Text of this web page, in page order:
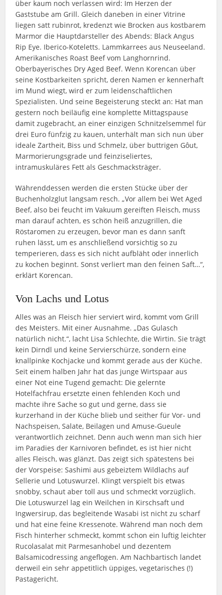
über kaum noch verlassen wird: Im Herzen der
Gaststube am Grill. Gleich daneben in einer Vitrine
liegen satt rubinrot, kredenzt wie Brocken aus kostbarem
Marmor die Hauptdarsteller des Abends: Black Angus
Rip Eye. Iberico-Koteletts. Lammkarrees aus Neuseeland.
Amerikanisches Roast Beef vom Langhornrind.
Oberbayerisches Dry Aged Beef. Wenn Korencan über
seine Kostbarkeiten spricht, deren Namen er kennerhaft
im Mund wiegt, wird er zum leidenschaftlichen
Spezialisten. Und seine Begeisterung steckt an: Hat man
gestern noch beiläufig eine komplette Mittagspause
damit zugebracht, an einer einzigen Schnitzelsemmel für
drei Euro fünfzig zu kauen, unterhält man sich nun über
ideale Zartheit, Biss und Schmelz, über buttrigen Gôut,
Marmorierungsgrade und feinziseliertes,
intramuskuläres Fett als Geschmacksträger.
Währenddessen werden die ersten Stücke über der
Buchenholzglut langsam resch. „Vor allem bei Wet Aged
Beef, also bei feucht im Vakuum gereiften Fleisch, muss
man darauf achten, es schön heiß anzugrillen, die
Röstaromen zu erzeugen, bevor man es dann sanft
ruhen lässt, um es anschließend vorsichtig so zu
temperieren, dass es sich nicht aufbläht oder innerlich
zu kochen beginnt. Sonst verliert man den feinen Saft…“,
erklärt Korencan.
Von Lachs und Lotus
Alles was an Fleisch hier serviert wird, kommt vom Grill
des Meisters. Mit einer Ausnahme. „Das Gulasch
natürlich nicht.“, lacht Lisa Schlechte, die Wirtin. Sie trägt
kein Dirndl und keine Servierschürze, sondern eine
knallpinke Kochjacke und kommt gerade aus der Küche.
Seit einem halben Jahr hat das junge Wirtspaar aus
einer Not eine Tugend gemacht: Die gelernte
Hotelfachfrau ersetzte einen fehlenden Koch und
machte ihre Sache so gut und gerne, dass sie
kurzerhand in der Küche blieb und seither für Vor- und
Nachspeisen, Salate, Beilagen und Amuse-Gueule
verantwortlich zeichnet. Denn auch wenn man sich hier
im Paradies der Karnivoren befindet, es ist hier nicht
alles Fleisch, was glänzt. Das zeigt sich spätestens bei
der Vorspeise: Sashimi aus gebeiztem Wildlachs auf
Sellerie und Lotuswurzel. Klingt verspielt bis etwas
snobby, schaut aber toll aus und schmeckt vorzüglich.
Die Lotuswurzel lag ein Weilchen in Kirschsaft und
Ingwersirup, das begleitende Wasabi ist nicht zu scharf
und hat eine feine Kressenote. Während man noch dem
Fisch hinterher schmeckt, kommt schon ein luftig leichter
Rucolasalat mit Parmesanhobel und dezentem
Balsamicodressing angeflogen. Am Nachbartisch landet
derweil ein sehr appetitlich üppiges, vegetarisches (!)
Pastagericht.